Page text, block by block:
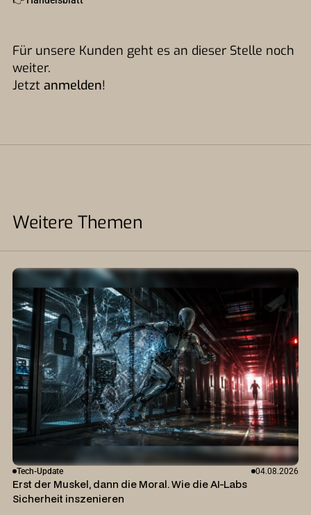
Für unsere Kunden geht es an dieser Stelle noch
weiter.
Jetzt anmelden!
Weitere Themen
Tech-Update 04.08.2026
Erst der Muskel, dann die Moral. Wie die AI-Labs
Sicherheit inszenieren